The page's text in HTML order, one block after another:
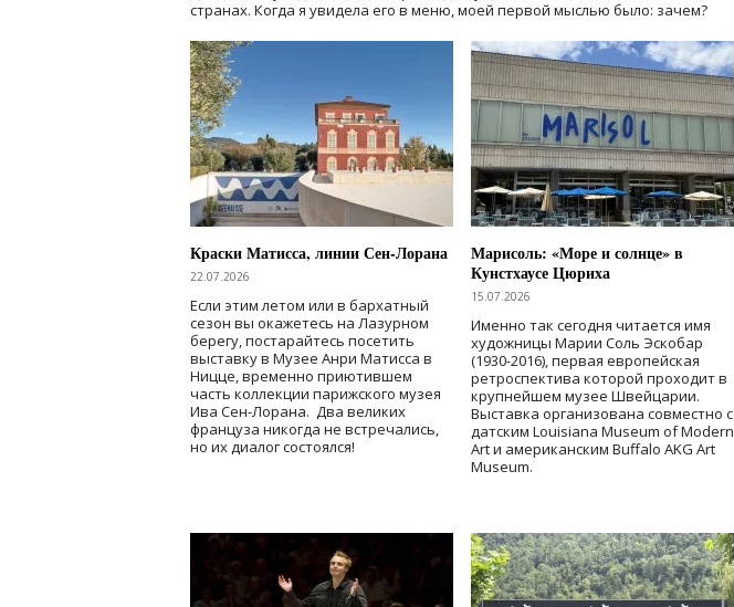
странах. Когда я увидела его в меню, моей первой мыслью было: зачем?
Краски Матисса, линии Сен-Лорана
22.07.2026
Если этим летом или в бархатный
сезон вы окажетесь на Лазурном
берегу, постарайтесь посетить
выставку в Музее Анри Матисса в
Ницце, временно приютившем
часть коллекции парижского музея
Ива Сен-Лорана. Два великих
француза никогда не встречались,
но их диалог состоялся!
Марисоль: «Море и солнце» в
Кунстхаусе Цюриха
15.07.2026
Именно так сегодня читается имя
художницы Марии Соль Эскобар
(1930-2016), первая европейская
ретроспектива которой проходит в
крупнейшем музее Швейцарии.
Выставка организована совместно с
датским Louisiana Museum of Modern
Art и американским Buffalo AKG Art
Museum.